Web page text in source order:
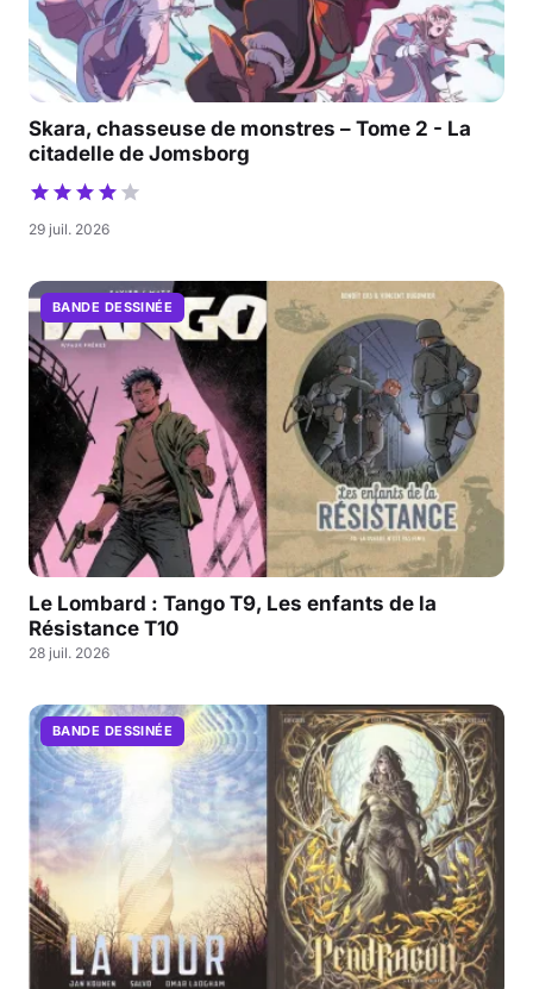
Skara, chasseuse de monstres – Tome 2 - La
citadelle de Jomsborg
29 juil. 2026
BANDE DESSINÉE
Le Lombard : Tango T9, Les enfants de la
Résistance T10
28 juil. 2026
BANDE DESSINÉE